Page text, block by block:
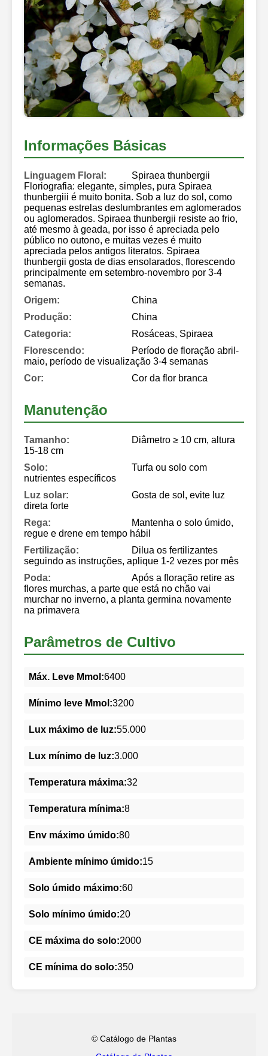
Informações Básicas
Linguagem Floral:
Spiraea thunbergii
Floriografia: elegante, simples, pura Spiraea
thunbergiii é muito bonita. Sob a luz do sol, como
pequenas estrelas deslumbrantes em aglomerados
ou aglomerados. Spiraea thunbergii resiste ao frio,
até mesmo à geada, por isso é apreciada pelo
público no outono, e muitas vezes é muito
apreciada pelos antigos literatos. Spiraea
thunbergii gosta de dias ensolarados, florescendo
principalmente em setembro-novembro por 3-4
semanas.
Origem:
China
Produção:
China
Categoria:
Rosáceas, Spiraea
Florescendo:
Período de floração abril-
maio, período de visualização 3-4 semanas
Cor:
Cor da flor branca
Manutenção
Tamanho:
Diâmetro ≥ 10 cm, altura
15-18 cm
Solo:
Turfa ou solo com
nutrientes específicos
Luz solar:
Gosta de sol, evite luz
direta forte
Rega:
Mantenha o solo úmido,
regue e drene em tempo hábil
Fertilização:
Dilua os fertilizantes
seguindo as instruções, aplique 1-2 vezes por mês
Poda:
Após a floração retire as
flores murchas, a parte que está no chão vai
murchar no inverno, a planta germina novamente
na primavera
Parâmetros de Cultivo
Máx. Leve Mmol:6400
Mínimo leve Mmol:3200
Lux máximo de luz:55.000
Lux mínimo de luz:3.000
Temperatura máxima:32
Temperatura mínima:8
Env máximo úmido:80
Ambiente mínimo úmido:15
Solo úmido máximo:60
Solo mínimo úmido:20
CE máxima do solo:2000
CE mínima do solo:350
© Catálogo de Plantas